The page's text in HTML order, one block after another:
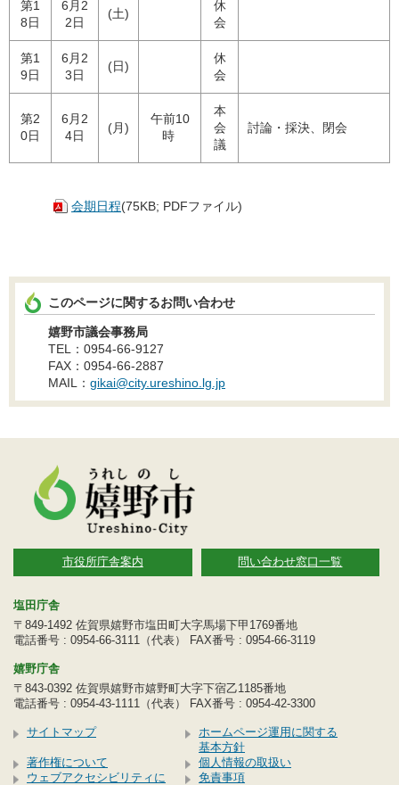
第1
8日
6月2
2日
(土)
休
会
第1
9日
6月2
3日
(日)
休
会
第2
0日
6月2
4日
(月)
午前10
時
本
会
議
討論・採決、閉会
会期日程(75KB; PDFファイル)
このページに関するお問い合わせ
嬉野市議会事務局
TEL：0954-66-9127
FAX：0954-66-2887
MAIL： gikai@city.ureshino.lg.jp
市役所庁舎案内 問い合わせ窓口一覧
塩田庁舎
〒849-1492 佐賀県嬉野市塩田町大字馬場下甲1769番地
電話番号 : 0954-66-3111（代表） FAX番号 : 0954-66-3119
嬉野庁舎
〒843-0392 佐賀県嬉野市嬉野町大字下宿乙1185番地
電話番号 : 0954-43-1111（代表） FAX番号 : 0954-42-3300
サイトマップ
ホームページ運用に関する
基本方針
著作権について
個人情報の取扱い
ウェブアクセシビリティに
免責事項